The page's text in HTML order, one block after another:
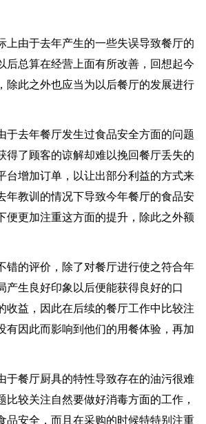
上由于去年产生的一些失误导致餐厅的
后总算在经营上面有所改善，回想起今
除此之外也应当为以后餐厅的发展进行
于去年餐厅发生过食品安全方面的问题
得了顾客的谅解却难以挽回餐厅丢失的
台增加订单，以让出部分利益的方式来
年教训的情况下导致今年餐厅的食品安
便更加注重这方面的提升，除此之外额
错的评价，除了对餐厅进行使之符合年
生良好印象以后便能获得良好的口
收益，因此在后续的餐厅工作中比较注
有因此而影响到他们的用餐体验，再加
于餐厅厨具的特性导致存在的油污很难
较关注自然要做好消毒方面的工作，
品安全，而且在采购的时候特特别注重